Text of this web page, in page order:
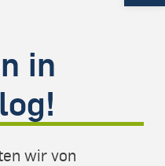
in
wir von